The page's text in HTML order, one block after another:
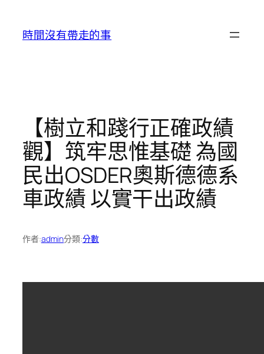
時間沒有帶走的事
【樹立和踐行正確政績
觀】筑牢思惟基礎 為國
民出OSDER奧斯德德系
車政績 以實干出政績
作者:admin分類:分數